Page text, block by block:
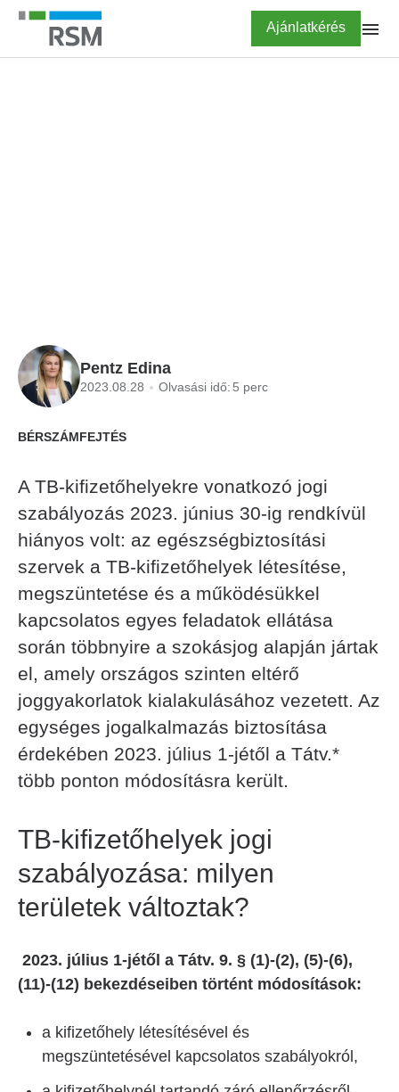
Ugrás
tartalomra
Highlighted
Ajánlatkérés
Pentz Edina
2023.08.28 Olvasási idő: 5 perc
BÉRSZÁMFEJTÉS
A TB-kifizetőhelyekre vonatkozó jogi
szabályozás 2023. június 30-ig rendkívül
hiányos volt: az egészségbiztosítási
szervek a TB-kifizetőhelyek létesítése,
megszüntetése és a működésükkel
kapcsolatos egyes feladatok ellátása
során többnyire a szokásjog alapján jártak
el, amely országos szinten eltérő
joggyakorlatok kialakulásához vezetett. Az
egységes jogalkalmazás biztosítása
érdekében 2023. július 1-jétől a Tátv.*
több ponton módosításra került.
TB-kifizetőhelyek jogi
szabályozása: milyen
területek változtak?
2023. július 1-jétől a Tátv. 9. § (1)-(2), (5)-(6),
(11)-(12) bekezdéseiben történt módosítások:
a kifizetőhely létesítésével és
megszüntetésével kapcsolatos szabályokról,